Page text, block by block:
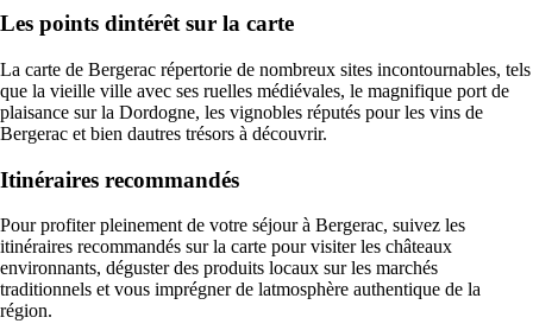
Les points dintérêt sur la carte
La carte de Bergerac répertorie de nombreux sites incontournables, tels
que la vieille ville avec ses ruelles médiévales, le magnifique port de
plaisance sur la Dordogne, les vignobles réputés pour les vins de
Bergerac et bien dautres trésors à découvrir.
Itinéraires recommandés
Pour profiter pleinement de votre séjour à Bergerac, suivez les
itinéraires recommandés sur la carte pour visiter les châteaux
environnants, déguster des produits locaux sur les marchés
traditionnels et vous imprégner de latmosphère authentique de la
région.